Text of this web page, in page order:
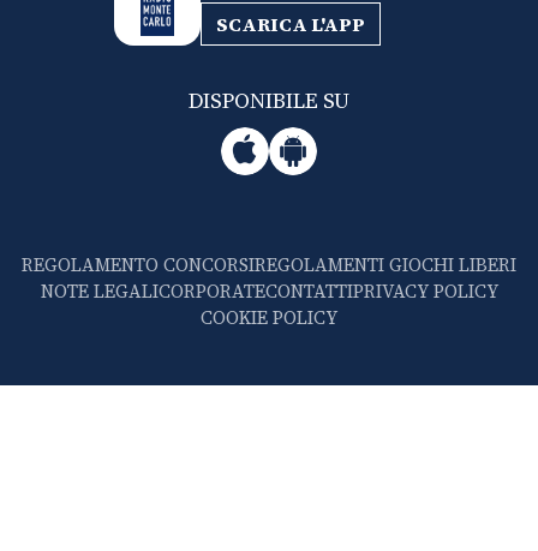
SCARICA L'APP
DISPONIBILE SU
REGOLAMENTO CONCORSIREGOLAMENTI GIOCHI LIBERI
NOTE LEGALICORPORATECONTATTIPRIVACY POLICY
COOKIE POLICY